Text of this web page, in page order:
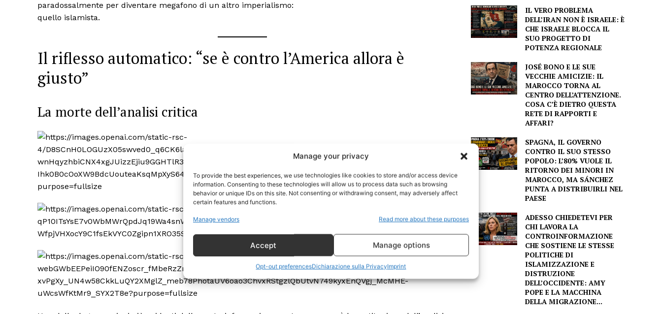
Manage your privacy
To provide the best experiences, we use technologies like cookies to store and/or access device
information. Consenting to these technologies will allow us to process data such as browsing
behavior or unique IDs on this site. Not consenting or withdrawing consent, may adversely affect
certain features and functions.
Manage vendors Read more about these purposes
Accept Manage options
Opt-out preferencesDichiarazione sulla PrivacyImprint
I cittadini sono le
Geopolitica
paradossalmente per diventare megafono di un altro imperialismo:
quello islamista.
Il riflesso automatico: “se è contro l’America allora è
giusto”
La morte dell’analisi critica
IL VERO PROBLEMA
DELL’IRAN NON È ISRAELE: È
CHE ISRAELE BLOCCA IL
SUO PROGETTO DI
POTENZA REGIONALE
JOSÉ BONO E LE SUE
VECCHIE AMICIZIE: IL
MAROCCO TORNA AL
CENTRO DELL’ATTENZIONE.
COSA C’È DIETRO QUESTA
RETE DI RAPPORTI E
AFFARI?
SPAGNA, IL GOVERNO
CONTRO IL SUO STESSO
POPOLO: L’80% VUOLE IL
RITORNO DEI MINORI IN
MAROCCO, MA SÁNCHEZ
PUNTA A DISTRIBUIRLI NEL
PAESE
ADESSO CHIEDETEVI PER
CHI LAVORA LA
CONTROINFORMAZIONE
CHE SOSTIENE LE STESSE
POLITICHE DI
ISLAMIZZAZIONE E
DISTRUZIONE
DELL’OCCIDENTE: AMY
POPE E LA MACCHINA
DELLA MIGRAZIONE...